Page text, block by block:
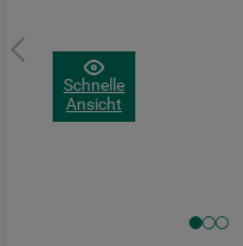
Schnelle
Ansicht